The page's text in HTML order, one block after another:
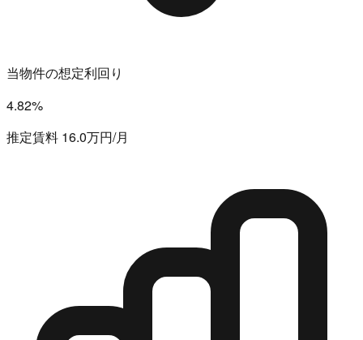
当物件の想定利回り
4.82%
推定賃料 16.0万円/月